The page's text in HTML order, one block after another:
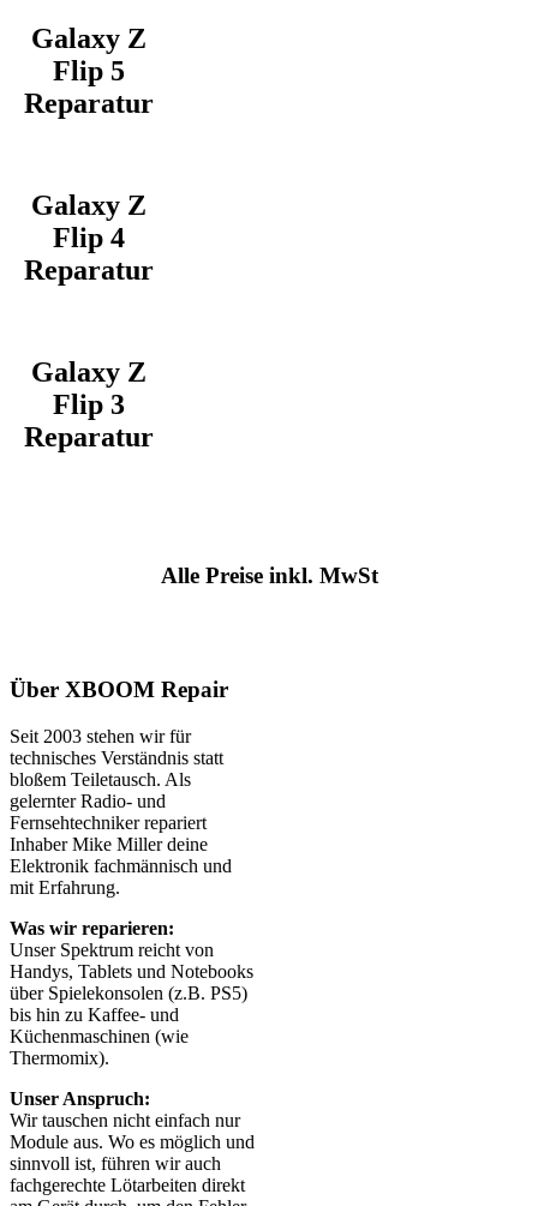
Galaxy Z
Flip 5
Reparatur
Galaxy Z
Flip 4
Reparatur
Galaxy Z
Flip 3
Reparatur
Alle Preise inkl. MwSt
Über XBOOM Repair
Seit 2003 stehen wir für
technisches Verständnis statt
bloßem Teiletausch. Als
gelernter Radio- und
Fernsehtechniker repariert
Inhaber Mike Miller deine
Elektronik fachmännisch und
mit Erfahrung.
Was wir reparieren:
Unser Spektrum reicht von
Handys, Tablets und Notebooks
über Spielekonsolen (z.B. PS5)
bis hin zu Kaffee- und
Küchenmaschinen (wie
Thermomix).
Unser Anspruch:
Wir tauschen nicht einfach nur
Module aus. Wo es möglich und
sinnvoll ist, führen wir auch
fachgerechte Lötarbeiten direkt